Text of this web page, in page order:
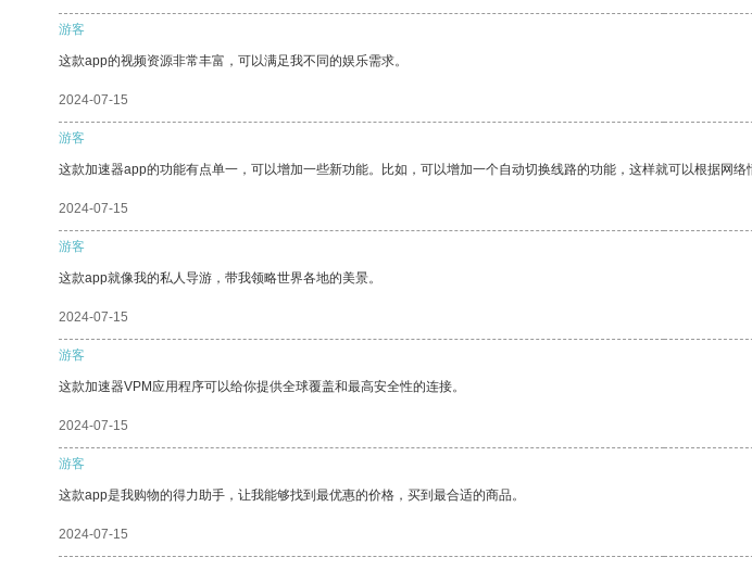
游客
这款app的视频资源非常丰富，可以满足我不同的娱乐需求。
2024-07-15
游客
这款加速器app的功能有点单一，可以增加一些新功能。比如，可以增加一个自动切换线路的功能，这样就可以根据网络
2024-07-15
游客
这款app就像我的私人导游，带我领略世界各地的美景。
2024-07-15
游客
这款加速器VPM应用程序可以给你提供全球覆盖和最高安全性的连接。
2024-07-15
游客
这款app是我购物的得力助手，让我能够找到最优惠的价格，买到最合适的商品。
2024-07-15